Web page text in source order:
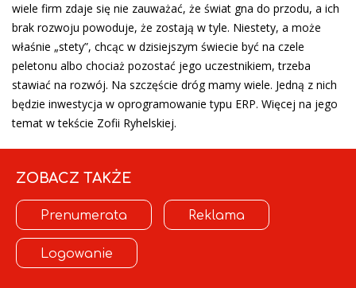
wiele firm zdaje się nie zauważać, że świat gna do przodu, a ich
brak rozwoju powoduje, że zostają w tyle. Niestety, a może
właśnie „stety”, chcąc w dzisiejszym świecie być na czele
peletonu albo chociaż pozostać jego uczestnikiem, trzeba
stawiać na rozwój. Na szczęście dróg mamy wiele. Jedną z nich
będzie inwestycja w oprogramowanie typu ERP. Więcej na jego
temat w tekście Zofii Ryhelskiej.
ZOBACZ TAKŻE
Prenumerata Reklama
Logowanie